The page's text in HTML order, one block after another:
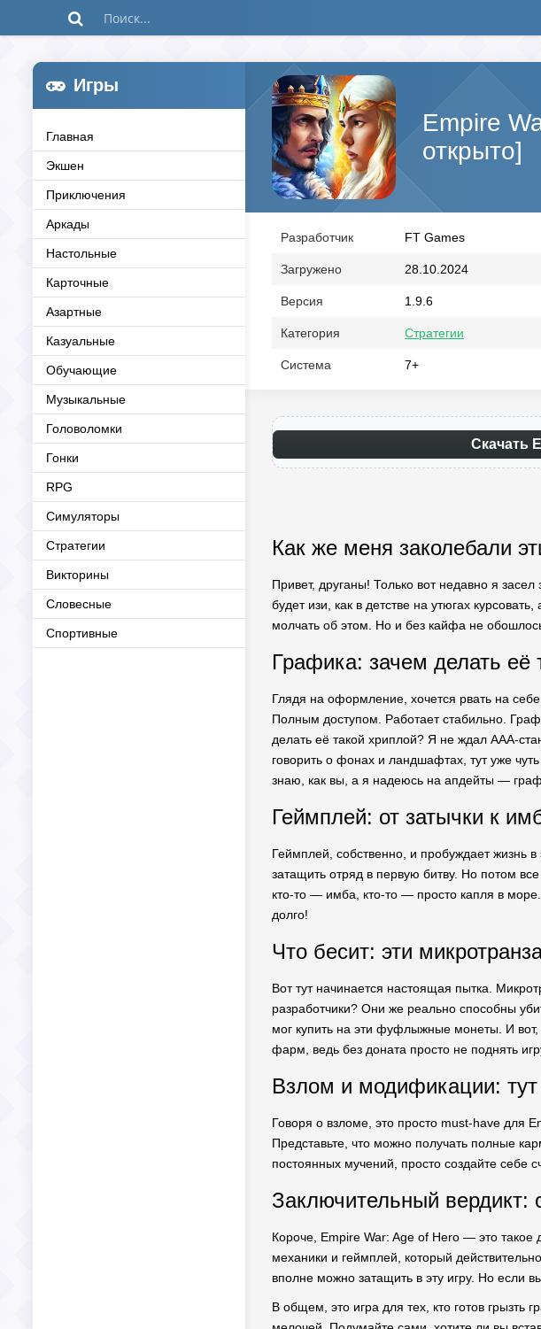
Игры
Главная
Экшен
Приключения
Аркады
Настольные
Карточные
Азартные
Казуальные
Обучающие
Музыкальные
Головоломки
Гонки
RPG
Симуляторы
Стратегии
Викторины
Словесные
Спортивные
Empire
открыто]
Разработчик FT Games
Загружено 28.10.2024
Версия 1.9.6
Категория Стратегии
Система 7+
Скачать
Как же меня заколебали
Привет, друганы! Только вот недавно я
будет изи, как в детстве на утюгах
молчать об этом. Но и без кайфа не
Графика: зачем делать её
Глядя на оформление, хочется рвать на
Полным доступом. Работает стабильно.
делать её такой хриплой? Я не ждал AAA-
говорить о фонах и ландшафтах, тут уже
знаю, как вы, а я надеюсь на апдейты —
Геймплей: от затычки к
Геймплей, собственно, и пробуждает жизнь
затащить отряд в первую битву. Но потом
кто-то — имба, кто-то — просто капля в море.
долго!
Что бесит: эти
Вот тут начинается настоящая пытка.
разработчики? Они же реально способны
мог купить на эти фуфлыжные монеты. И
фарм, ведь без доната просто не поднять
Взлом и модификации: тут
Говоря о взломе, это просто must-have для
Представьте, что можно получать полные
постоянных мучений, просто создайте себе
Заключительный вердикт:
Короче, Empire War: Age of Hero — это
механики и геймплей, который
вполне можно затащить в эту игру. Но если
В общем, это игра для тех, кто готов грызть